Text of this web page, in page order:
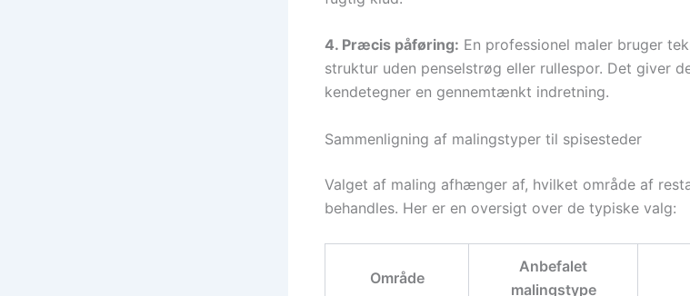
4. Præcis påføring: En professionel maler bruger
struktur uden penselstrøg eller rullespor. Det giver
kendetegner en gennemtænkt indretning.
Sammenligning af malingstyper til spisesteder
Valget af maling afhænger af, hvilket område af
behandles. Her er en oversigt over de typiske valg:
Område
Anbefalet
malingstype